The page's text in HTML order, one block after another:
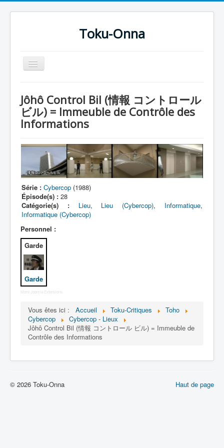
Toku-Onna
Basculer
la
Toku-Actrices
Toku-Critiques
Films
COSAA
Dessins
Artiste Asperger
Lexique
Dennô keisatsu Cybercop (電脳 警
察 サイバーコップ) = Police
cerveau électronique Cybercop
Série
Personnages
Mechas
Objets
Lieux
Jôhô Control Bil (情報 コントロール
ビル) = Immeuble de Contrôle des
Informations
Série : Cybercop (1988)
Épisode(s) : 28
Catégorie(s) :
Lieu, Lieu (Cybercop), Informatique,
Informatique (Cybercop)
Personnel :
Garde
Garde
More Joomla Extensions
Vous êtes ici : Accueil Toku-Critiques
Toho
Cybercop
Cybercop - Lieux
Jôhô Control Bil (情報 コントロール ビル) = Immeuble de
Contrôle des Informations
Haut de page
© 2026 Toku-Onna